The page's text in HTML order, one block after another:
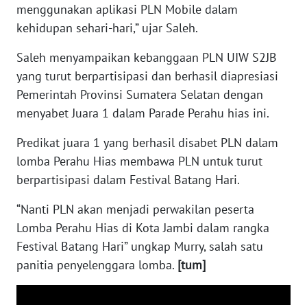
menggunakan aplikasi PLN Mobile dalam
kehidupan sehari-hari,” ujar Saleh.
Saleh menyampaikan kebanggaan PLN UIW S2JB
yang turut berpartisipasi dan berhasil diapresiasi
Pemerintah Provinsi Sumatera Selatan dengan
menyabet Juara 1 dalam Parade Perahu hias ini.
Predikat juara 1 yang berhasil disabet PLN dalam
lomba Perahu Hias membawa PLN untuk turut
berpartisipasi dalam Festival Batang Hari.
“Nanti PLN akan menjadi perwakilan peserta
Lomba Perahu Hias di Kota Jambi dalam rangka
Festival Batang Hari” ungkap Murry, salah satu
panitia penyelenggara lomba. [tum]
WN
SERAMBI
WN
JAMBI
WN
WN
NTB
WN
SULTENG
WN